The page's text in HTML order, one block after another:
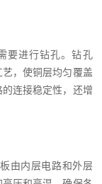
要进行钻孔。钻孔
，使铜层均匀覆盖
连接稳定性，还增
由内层电路和外层